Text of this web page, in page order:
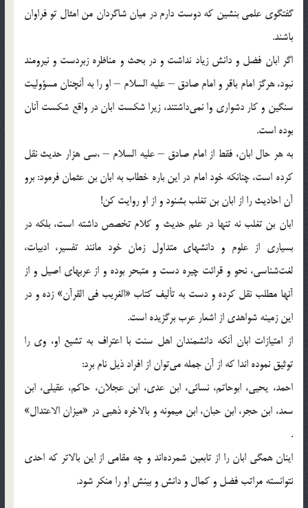
گفتگوی علمی بنشین كه دوست دارم در میان شاگردان من امثال تو فراوان
باشند.
اگر ابان فضل و دانش زیاد نداشت و در بحث و مناظره زبردست و نیرومند
نبود، هرگز امام باقر و امام صادق – علیه السلام – او را به آنچنان مسؤولیت
سنگین و كار دشواری وا نمی‌داشتند، زیرا شكست ابان در واقع شكست آنان
بوده است.
به هر حال ابان، فقط از امام صادق – علیه السلام – ،سی هزار حدیث نقل
كرده است، چنانكه خود امام در این باره خطاب به ابان بن عثمان فرمود: برو
آن احادیث را از ابان بن تغلب بشنود و از او روایت كن!
ابان بن تغلب نه تنها در علم حدیث و كلام تخصص داشته است، بلكه در
بسیاری از علوم و دانشهای متداول زمان خود مانند تفسیر، ادبیات،
لغت‌شناسی، نحو و قرائت چیره دست و متبحر بوده و از عربهای اصیل و از
آنها مطلب نقل كرده و دست به تألیف كتاب «الغریب فی القرآن» زده و در
این زمینه شواهدی از اشعار عرب برگزیده است.
از امتیازات ابان آنكه دانشمندان اهل سنت با اعتراف به تشیع او، وی را
توثیق نموده اندا كه از آن جمله می‌توان از افراد ذیل نام برد:
احمد، یحیی، ابوحاتم، نسائی، ابن عدی، ابن عجلان، حاكم، عقیلی، ابن
سعد، ابن حجر، ابن حبان، ابن میمونه و بالاخره ذهبی در «میزان الاعتدال»
.
اینان همگی ابان را از تابعین شمرده‌اند و چه مقامی از این بالاتر كه احدی
نتوانسته مراتب فضل و كمال و دانش و بینش او را منكر شود.